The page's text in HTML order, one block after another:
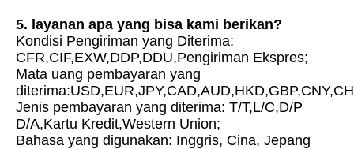
5. layanan apa yang bisa kami berikan?
Kondisi Pengiriman yang Diterima:
CFR,CIF,EXW,DDP,DDU,Pengiriman Ekspres;
Mata uang pembayaran yang
Jenis pembayaran yang diterima: T/T,L/C,D/P
D/A,Kartu Kredit,Western Union;
Bahasa yang digunakan: Inggris, Cina, Jepang